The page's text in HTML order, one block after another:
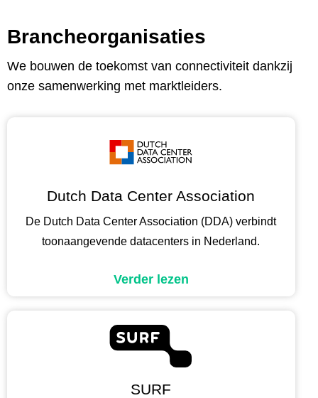
Brancheorganisaties
We bouwen de toekomst van connectiviteit dankzij
onze samenwerking met marktleiders.
Dutch Data Center Association
De Dutch Data Center Association (DDA) verbindt
toonaangevende datacenters in Nederland.
Verder lezen
SURF